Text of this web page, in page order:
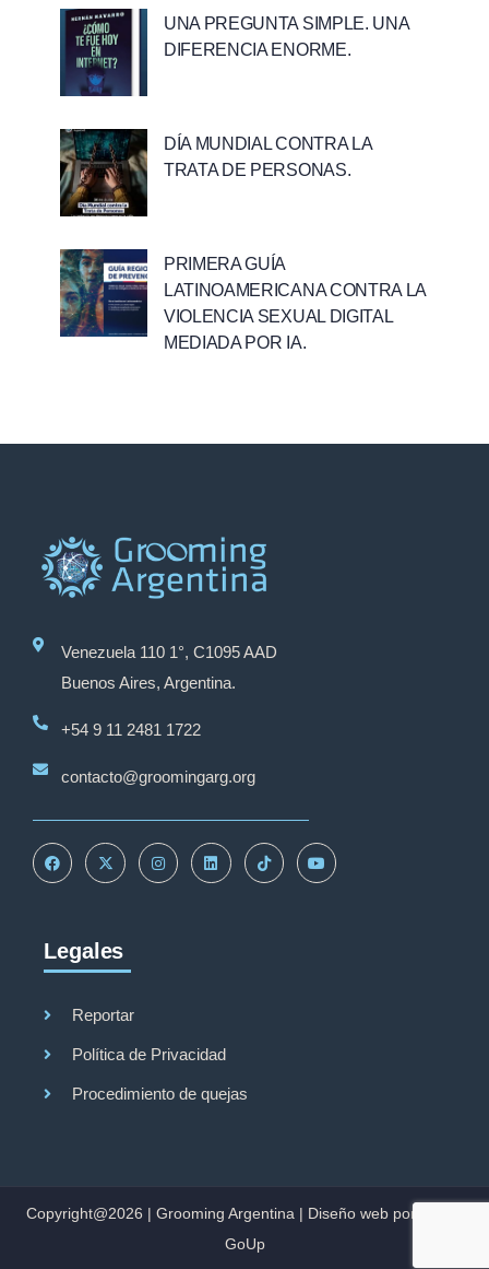
UNA PREGUNTA SIMPLE. UNA
DIFERENCIA ENORME.
DÍA MUNDIAL CONTRA LA
TRATA DE PERSONAS.
PRIMERA GUÍA
LATINOAMERICANA CONTRA LA
VIOLENCIA SEXUAL DIGITAL
MEDIADA POR IA.
Venezuela 110 1°, C1095 AAD
Buenos Aires, Argentina.
+54 9 11 2481 1722
contacto@groomingarg.org
Legales
Reportar
Política de Privacidad
Procedimiento de quejas
Copyright@2026 | Grooming Argentina | Diseño web por Studio
GoUp
Grooming Argentina
Hola